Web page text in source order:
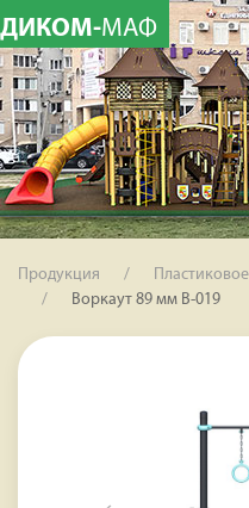
ДИКОМ-МАФ
Продукция
Воркаут 89 мм В-019